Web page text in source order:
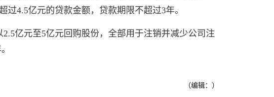
4.5亿元的贷款金额，贷款期限不超过3年。
亿元至5亿元回购股份，全部用于注销并减少公司注
（编辑：）